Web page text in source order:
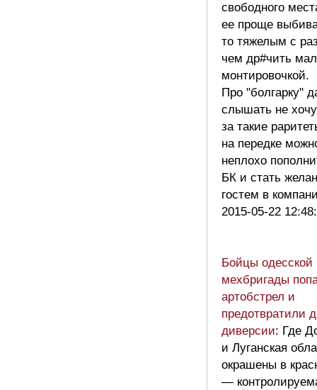
свободного
ее проще
то тяжелым с
чем др#чить
монтировочкой.
Про "болгарку"
слышать не
за такие
на передке
неплохо
БК и стать
гостем в
2015-05-22
Бойцы одесской
мехбригады
артобстрел и
предотвратили
диверсии: Где
и Луганская
окрашены в
—